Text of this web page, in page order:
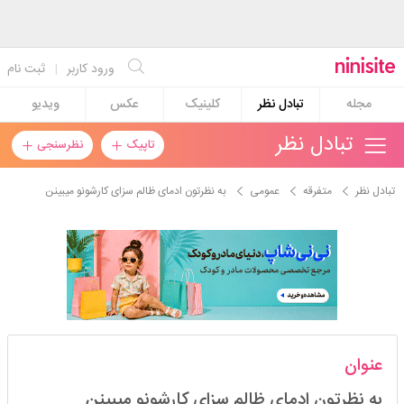
ثبت نام | ورود کاربر
مجله
تبادل نظر کلینیک عکس ویدیو
تاپیک نظرسنجی تبادل نظر
تبادل نظر متفرقه عمومی به نظرتون ادمای ظالم سزای کارشونو میبینن
عنوان